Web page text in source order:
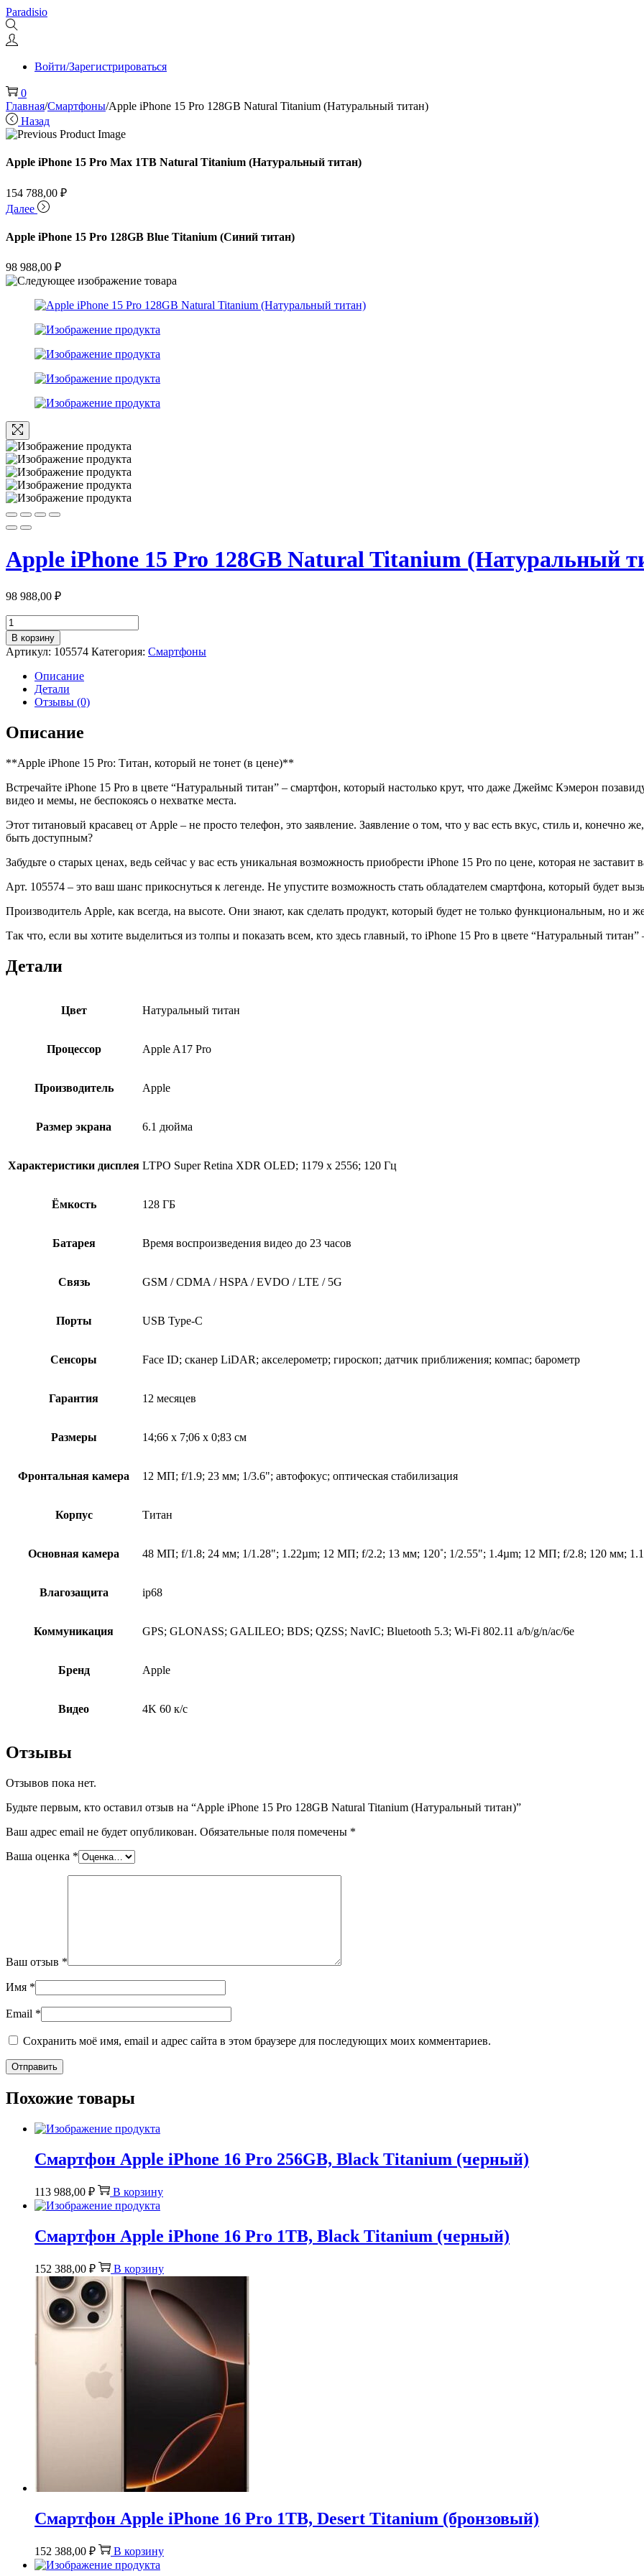
Перейти
к
навигации
Перейти
к
содержимому
Paradisio
Войти/Зарегистрироваться
0
Главная/Смартфоны/Apple iPhone 15 Pro 128GB Natural Titanium (Натуральный титан)
Назад
Apple iPhone 15 Pro Max 1TB Natural Titanium (Натуральный титан)
154 788,00 ₽
Далее
Apple iPhone 15 Pro 128GB Blue Titanium (Синий титан)
98 988,00 ₽
Apple iPhone 15 Pro 128GB Natural Titanium (Натуральный
98 988,00 ₽
Количество
товара
Apple
iPhone
128GB
Natural
Titanium
(Натуральный
В корзину
Артикул: 105574 Категория: Смартфоны
Описание
Детали
Отзывы (0)
Описание
**Apple iPhone 15 Pro: Титан, который не тонет (в цене)**
Встречайте iPhone 15 Pro в цвете “Натуральный титан” – смартфон, который настолько крут, что даже Джеймс Кэмерон
видео и мемы, не беспокоясь о нехватке места.
Этот титановый красавец от Apple – не просто телефон, это заявление. Заявление о том, что у вас есть вкус, стиль и, конечно
быть доступным?
Забудьте о старых ценах, ведь сейчас у вас есть уникальная возможность приобрести iPhone 15 Pro по цене, которая не
Арт. 105574 – это ваш шанс прикоснуться к легенде. Не упустите возможность стать обладателем смартфона, который будет
Производитель Apple, как всегда, на высоте. Они знают, как сделать продукт, который будет не только функциональным, но и
Так что, если вы хотите выделиться из толпы и показать всем, кто здесь главный, то iPhone 15 Pro в цвете “Натуральный
Детали
Цвет Натуральный титан
Процессор Apple A17 Pro
Производитель Apple
Размер экрана 6.1 дюйма
Характеристики дисплея LTPO Super Retina XDR OLED; 1179 x 2556; 120 Гц
Ёмкость 128 ГБ
Батарея Время воспроизведения видео до 23 часов
Связь GSM / CDMA / HSPA / EVDO / LTE / 5G
Порты USB Type-C
Сенсоры Face ID; сканер LiDAR; акселерометр; гироскоп; датчик приближения; компас; барометр
Гарантия 12 месяцев
Размеры 14;66 x 7;06 x 0;83 см
Фронтальная камера 12 МП; f/1.9; 23 мм; 1/3.6"; автофокус; оптическая стабилизация
Корпус Титан
Основная камера 48 МП; f/1.8; 24 мм; 1/1.28"; 1.22µm; 12 МП; f/2.2; 13 мм; 120˚; 1/2.55"; 1.4µm; 12 МП; f/2.8; 120 мм;
Влагозащита ip68
Коммуникация GPS; GLONASS; GALILEO; BDS; QZSS; NavIC; Bluetooth 5.3; Wi-Fi 802.11 a/b/g/n/ac/6e
Бренд Apple
Видео 4K 60 к/c
Отзывы
Отзывов пока нет.
Будьте первым, кто оставил отзыв на “Apple iPhone 15 Pro 128GB Natural Titanium (Натуральный титан)”
Ваш адрес email не будет опубликован. Обязательные поля помечены *
Ваша оценка *
Ваш отзыв *
Имя *
Email *
Сохранить моё имя, email и адрес сайта в этом браузере для последующих моих комментариев.
Похожие товары
Смартфон Apple iPhone 16 Pro 256GB, Black Titanium (черный)
113 988,00 ₽ В корзину
Смартфон Apple iPhone 16 Pro 1TB, Black Titanium (черный)
152 388,00 ₽ В корзину
Смартфон Apple iPhone 16 Pro 1TB, Desert Titanium (бронзовый)
152 388,00 ₽ В корзину